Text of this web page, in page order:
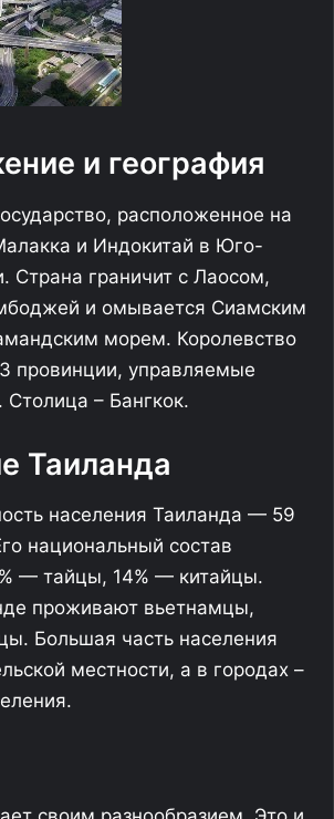
и география
расположенное на
и Индокитай в Юго-
Страна граничит с Лаосом,
и омывается Сиамским
морем. Королевство
провинции, управляемые
Столица – Бангкок.
Таиланда
населения Таиланда — 59
национальный состав
— тайцы, 14% — китайцы.
проживают вьетнамцы,
Большая часть населения
местности, а в городах –